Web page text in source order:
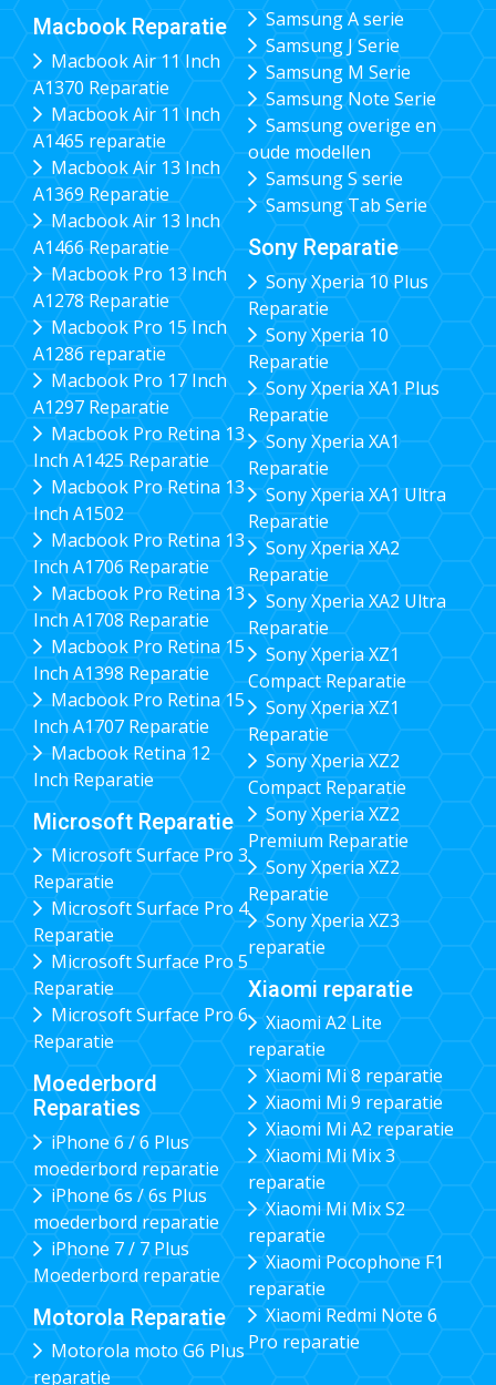
Macbook Reparatie
Macbook Air 11 Inch
A1370 Reparatie
Macbook Air 11 Inch
A1465 reparatie
Macbook Air 13 Inch
A1369 Reparatie
Macbook Air 13 Inch
A1466 Reparatie
Macbook Pro 13 Inch
A1278 Reparatie
Macbook Pro 15 Inch
A1286 reparatie
Macbook Pro 17 Inch
A1297 Reparatie
Macbook Pro Retina 13
Inch A1425 Reparatie
Macbook Pro Retina 13
Inch A1502
Macbook Pro Retina 13
Inch A1706 Reparatie
Macbook Pro Retina 13
Inch A1708 Reparatie
Macbook Pro Retina 15
Inch A1398 Reparatie
Macbook Pro Retina 15
Inch A1707 Reparatie
Macbook Retina 12
Inch Reparatie
Microsoft Reparatie
Microsoft Surface Pro 3
Reparatie
Microsoft Surface Pro 4
Reparatie
Microsoft Surface Pro 5
Reparatie
Microsoft Surface Pro 6
Reparatie
Moederbord
Reparaties
iPhone 6 / 6 Plus
moederbord reparatie
iPhone 6s / 6s Plus
moederbord reparatie
iPhone 7 / 7 Plus
Moederbord reparatie
Motorola Reparatie
Motorola moto G6 Plus
reparatie
Samsung A serie
Samsung J Serie
Samsung M Serie
Samsung Note Serie
Samsung overige en
oude modellen
Samsung S serie
Samsung Tab Serie
Sony Reparatie
Sony Xperia 10 Plus
Reparatie
Sony Xperia 10
Reparatie
Sony Xperia XA1 Plus
Reparatie
Sony Xperia XA1
Reparatie
Sony Xperia XA1 Ultra
Reparatie
Sony Xperia XA2
Reparatie
Sony Xperia XA2 Ultra
Reparatie
Sony Xperia XZ1
Compact Reparatie
Sony Xperia XZ1
Reparatie
Sony Xperia XZ2
Compact Reparatie
Sony Xperia XZ2
Premium Reparatie
Sony Xperia XZ2
Reparatie
Sony Xperia XZ3
reparatie
Xiaomi reparatie
Xiaomi A2 Lite
reparatie
Xiaomi Mi 8 reparatie
Xiaomi Mi 9 reparatie
Xiaomi Mi A2 reparatie
Xiaomi Mi Mix 3
reparatie
Xiaomi Mi Mix S2
reparatie
Xiaomi Pocophone F1
reparatie
Xiaomi Redmi Note 6
Pro reparatie